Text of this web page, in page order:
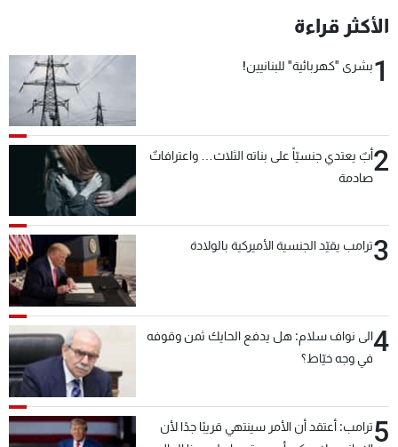
الأكثر قراءة
1بشرى "كهربائية" للبنانيين!
2أبٌ يعتدي جنسيّاً على بناته الثلاث… واعترافاتٌ
صادمة
3ترامب يقيّد الجنسية الأميركية بالولادة
4الى نواف سلام: هل يدفع الحايك ثمن وقوفه
في وجه خيّاط؟
5ترامب: أعتقد أن الأمر سينتهي قريبًا جدًا لأن